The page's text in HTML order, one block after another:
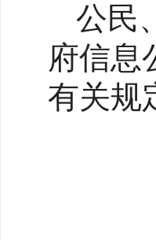
公民
府信息
有关规